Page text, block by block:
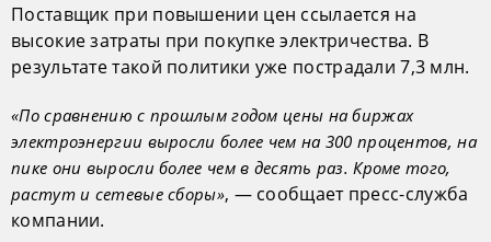
Поставщик при повышении цен ссылается на
высокие затраты при покупке электричества. В
результате такой политики уже пострадали 7,3 млн.
«По сравнению с прошлым годом цены на биржах
электроэнергии выросли более чем на 300 процентов, на
пике они выросли более чем в десять раз. Кроме того,
растут и сетевые сборы», — сообщает пресс-служба
компании.